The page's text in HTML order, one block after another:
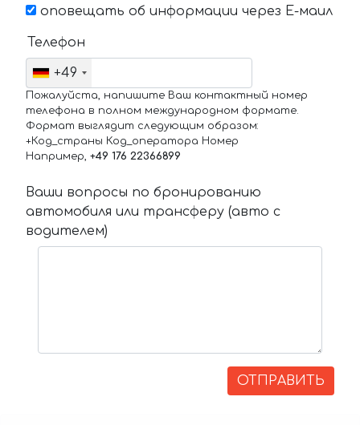
оповещать об информации через Е-маил
Телефон
+49
Пожалуйста, напишите Ваш контактный номер
телефона в полном международном формате.
Формат выглядит следующим образом:
+Код_страны Код_оператора Номер
Например, +49 176 22366899
Ваши вопросы по бронированию
автомобиля или трансферу (авто с
водителем)
ОТПРАВИТЬ